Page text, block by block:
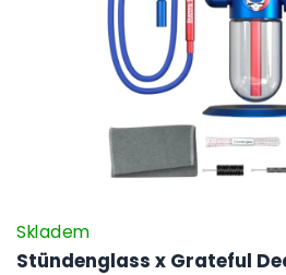
Stündenglass x Grateful
Skladem